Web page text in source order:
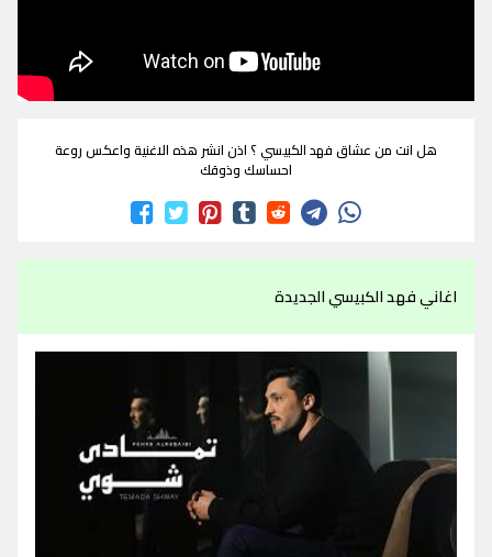
هل انت من عشاق فهد الكبيسي ؟ اذن انشر هذه الاغنية واعكس روعة
احساسك وذوقك
اغاني فهد الكبيسي الجديدة